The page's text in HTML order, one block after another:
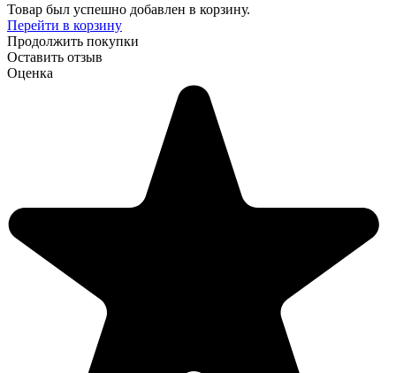
Товар был успешно добавлен в корзину.
Перейти в корзину
Продолжить покупки
Оставить отзыв
Оценка